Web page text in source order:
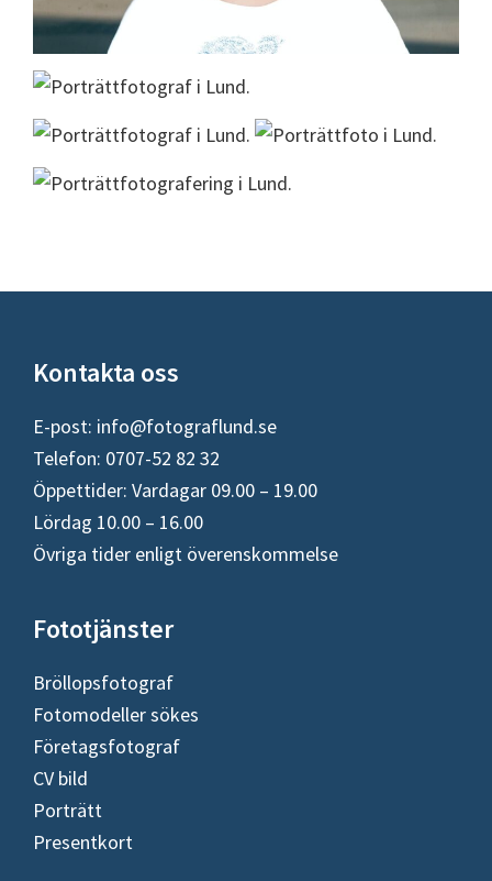
Footer
Kontakta oss
E-post: info@fotograflund.se
Telefon: 0707-52 82 32
Öppettider: Vardagar 09.00 – 19.00
Lördag 10.00 – 16.00
Övriga tider enligt överenskommelse
Fototjänster
Bröllopsfotograf
Fotomodeller sökes
Företagsfotograf
CV bild
Porträtt
Presentkort